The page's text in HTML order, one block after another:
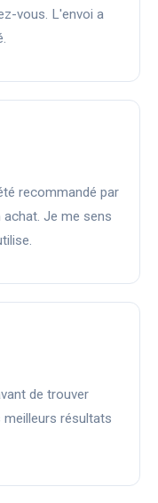
vous. L'envoi a
recommandé par
Je me sens
de trouver
meilleurs résultats